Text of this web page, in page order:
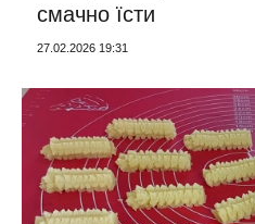
смачно їсти
27.02.2026 19:31